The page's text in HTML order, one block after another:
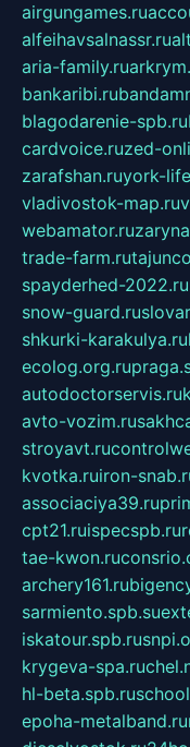
airgungames.ru
alfeihavsalnassr.ru
aria-family.ru
bankaribi.ru
blagodarenie-spb.ru
cardvoice.ruzed-
zarafshan.ruyork-
vladivostok-map.ru
webamator.ru
trade-farm.ru
spayderhed-2022.ru
snow-guard.ru
shkurki-karakulya.ru
ecolog.org.ru
autodoctorservis.ru
avto-vozim.ru
stroyavt.ru
kvotka.ruiron-
associaciya39.ru
cpt21.ruispecspb.ru
tae-kwon.ru
archery161.ru
sarmiento.spb.su
iskatour.spb.ru
krygeva-spa.ru
hl-beta.spb.ru
epoha-metalband.ru